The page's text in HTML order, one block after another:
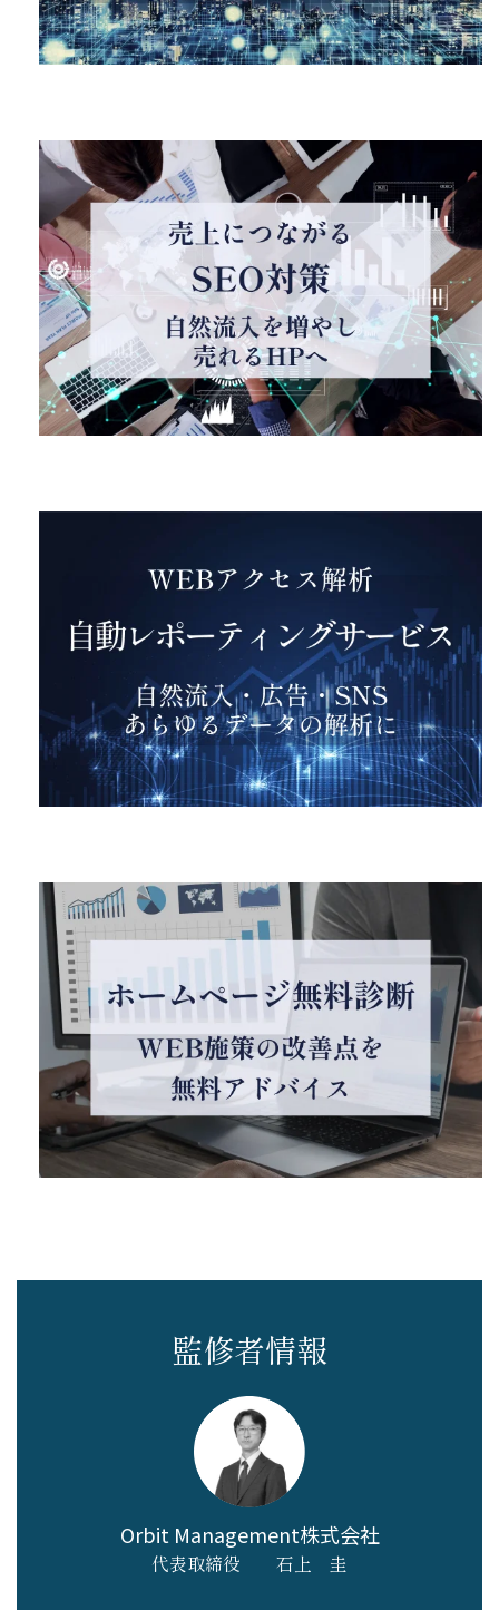
監修者情報
Orbit Management株式会社
代表取締役 石上 圭